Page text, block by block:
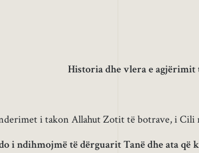
Historia dhe vlera e agjërimit
i takon Allahut Zotit të botrave, i Cili
i ndihmojmë të dërguarit Tanë dhe ata që